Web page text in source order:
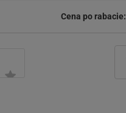
Cena po rabacie: